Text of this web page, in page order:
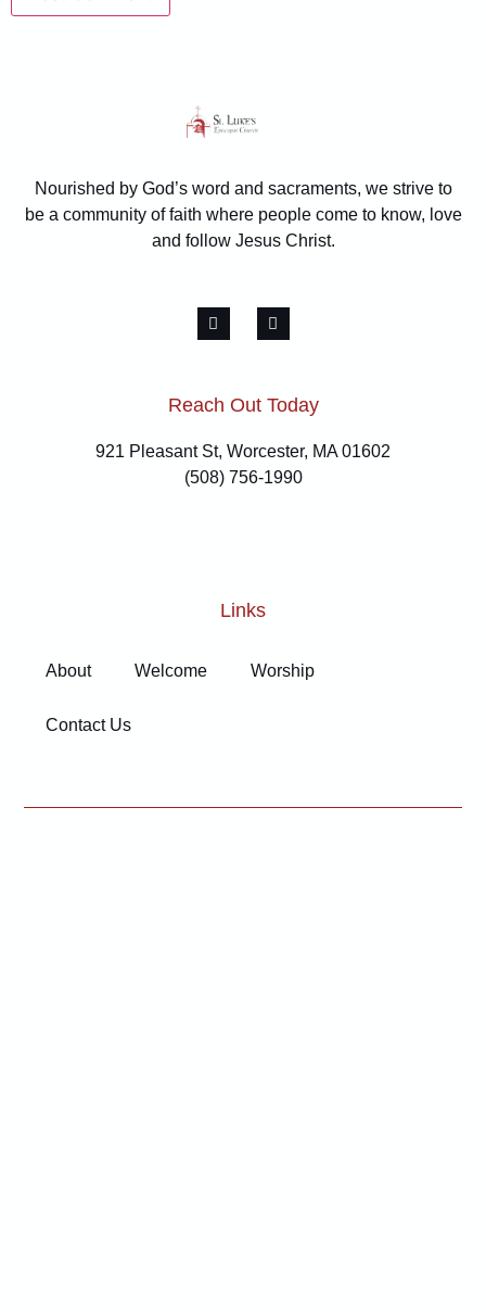
Nourished by God’s word and sacraments, we strive to
be a community of faith where people come to know, love
and follow Jesus Christ.
Reach Out Today
921 Pleasant St, Worcester, MA 01602
(508) 756-1990
Links
About Welcome Worship
Contact Us